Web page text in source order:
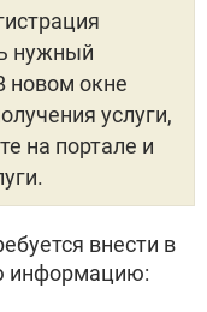
нужный
новом окне
услуги,
на портале и
внести в
информацию: